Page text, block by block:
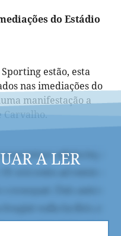
do Estádio
estão, esta
nas imediações do
manifestação a
Carvalho.
A LER